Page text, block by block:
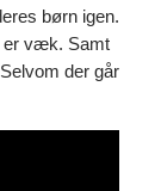
børn igen.
er væk. Samt
der går